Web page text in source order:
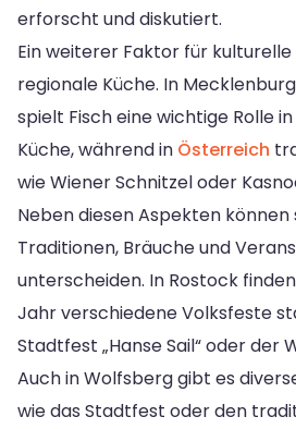
erforscht und diskutiert.
Ein weiterer Faktor für
regionale Küche. In
spielt Fisch eine wichtige Rolle
Küche, während in Österreich
wie Wiener Schnitzel oder
Neben diesen Aspekten können
Traditionen, Bräuche und
unterscheiden. In Rostock
Jahr verschiedene Volksfeste
Stadtfest „Hanse Sail“ oder der
Auch in Wolfsberg gibt es
wie das Stadtfest oder den